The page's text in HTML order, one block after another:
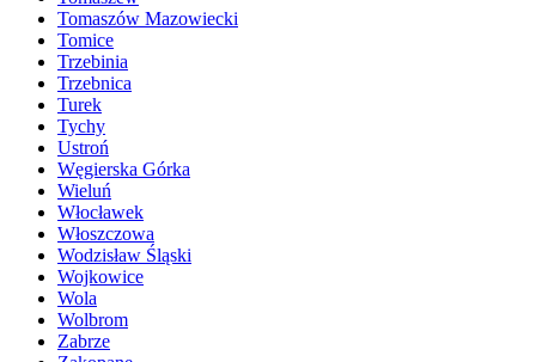
Tomaszów Mazowiecki
Tomice
Trzebinia
Trzebnica
Turek
Tychy
Ustroń
Węgierska Górka
Wieluń
Włocławek
Włoszczowa
Wodzisław Śląski
Wojkowice
Wola
Wolbrom
Zabrze